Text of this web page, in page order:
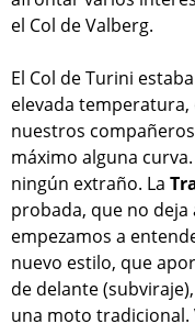
el Col de Valberg.
El Col de Turini
elevada
nuestros
máximo alguna
ningún extraño. La
probada, que no deja
empezamos a
nuevo estilo, que
de delante
una moto tradicional.